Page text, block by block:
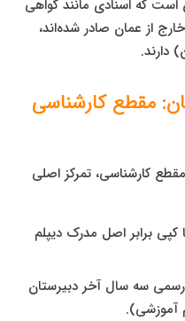
که اسنادی مانند گواهی
خارج از عمان صادر شده‌اند،
دارند.
مقطع کارشناسی
کارشناسی، تمرکز اصلی
کپی برابر اصل مدرک دیپلم
رسمی سه سال آخر دبیرستان
آموزشی).